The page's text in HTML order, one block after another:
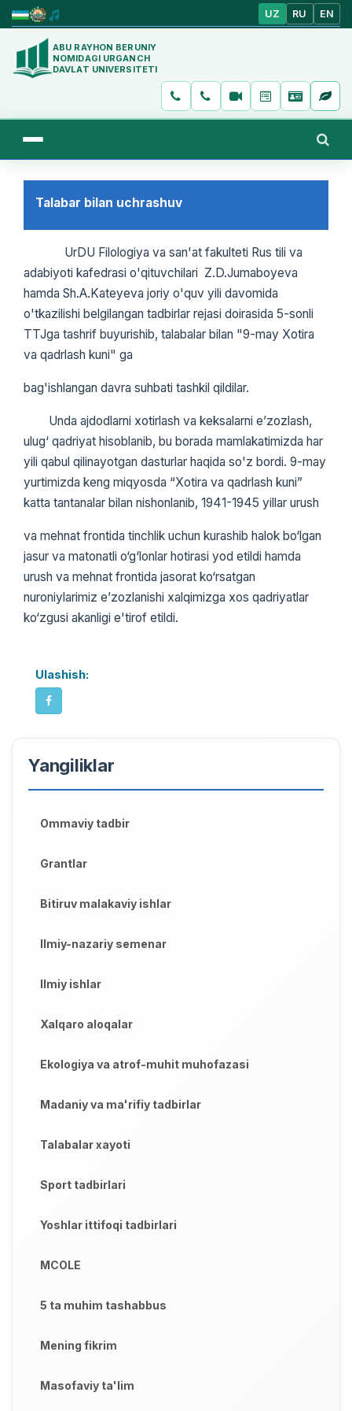
UZ RU EN
ABU RAYHON BERUNIY
NOMIDAGI URGANCH
DAVLAT UNIVERSITETI
Talabar bilan uchrashuv
UrDU Filologiya va san'at fakulteti Rus tili va
adabiyoti kafedrasi o'qituvchilari Z.D.Jumaboyeva
hamda Sh.A.Kateyeva joriy o'quv yili davomida
o'tkazilishi belgilangan tadbirlar rejasi doirasida 5-sonli
TTJga tashrif buyurishib, talabalar bilan "9-may Xotira
va qadrlash kuni" ga
bag'ishlangan davra suhbati tashkil qildilar.
Unda ajdodlarni xotirlash va keksalarni e’zozlash,
ulug‘ qadriyat hisoblanib, bu borada mamlakatimizda har
yili qabul qilinayotgan dasturlar haqida so'z bordi. 9-may
yurtimizda keng miqyosda “Xotira va qadrlash kuni”
katta tantanalar bilan nishonlanib, 1941-1945 yillar urush
va mehnat frontida tinchlik uchun kurashib halok bo‘lgan
jasur va matonatli o‘g‘lonlar hotirasi yod etildi hamda
urush va mehnat frontida jasorat ko‘rsatgan
nuroniylarimiz e’zozlanishi xalqimizga xos qadriyatlar
ko‘zgusi akanligi e'tirof etildi.
Ulashish:
Yangiliklar
Ommaviy tadbir
Grantlar
Bitiruv malakaviy ishlar
Ilmiy-nazariy semenar
Ilmiy ishlar
Xalqaro aloqalar
Ekologiya va atrof-muhit muhofazasi
Madaniy va ma'rifiy tadbirlar
Talabalar xayoti
Sport tadbirlari
Yoshlar ittifoqi tadbirlari
MCOLE
5 ta muhim tashabbus
Mening fikrim
Masofaviy ta'lim